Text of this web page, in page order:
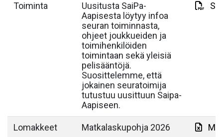
Toiminta
Uusitusta SaiPa-
Aapisesta löytyy infoa
seuran toiminnasta,
ohjeet joukkueiden ja
toimihenkilöiden
toimintaan sekä yleisiä
pelisääntöjä.
Suosittelemme, että
jokainen seuratoimija
tutustuu uusittuun Saipa-
Aapiseen.
Lomakkeet Matkalaskupohja 2026